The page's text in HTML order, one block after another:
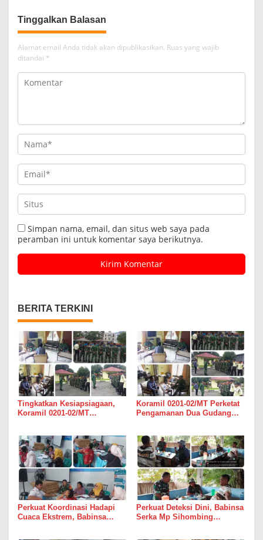
Tinggalkan Balasan
Alamat email Anda tidak akan dipublikasikan. Ruas yang wajib
ditandai *
Simpan nama, email, dan situs web saya pada
peramban ini untuk komentar saya berikutnya.
BERITA TERKINI
Tingkatkan Kesiapsiagaan,
Koramil 0201-02/MT
Koramil 0201-02/MT Perketat
Pengamanan Dua Gudang
Perkuat Koordinasi Hadapi
Cuaca Ekstrem, Babinsa
Perkuat Deteksi Dini, Babinsa
Serka Mp Sihombing